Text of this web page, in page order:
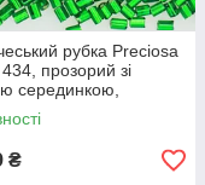
рубка Preciosa
434, прозорий зі
серединкою,
₴